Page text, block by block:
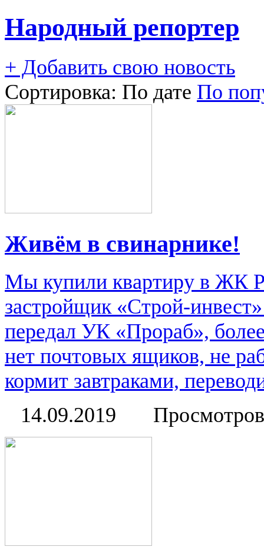
Народный репортер
+ Добавить свою новость
Сортировка: По дате По
Живём в свинарнике!
Мы купили квартиру в ЖК
застройщик «Строй-
передал УК «Прораб»,
нет почтовых ящиков, не
кормит завтраками,
14.09.2019